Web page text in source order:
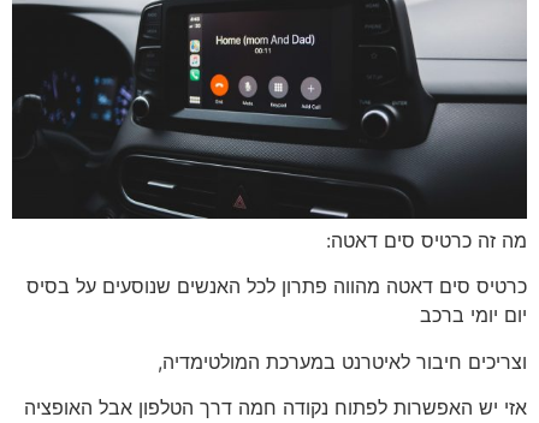
מה זה כרטיס סים דאטה:
כרטיס סים דאטה מהווה פתרון לכל האנשים שנוסעים על בסיס
יום יומי ברכב
וצריכים חיבור לאיטרנט במערכת המולטימדיה,
אזי יש האפשרות לפתוח נקודה חמה דרך הטלפון אבל האופציה